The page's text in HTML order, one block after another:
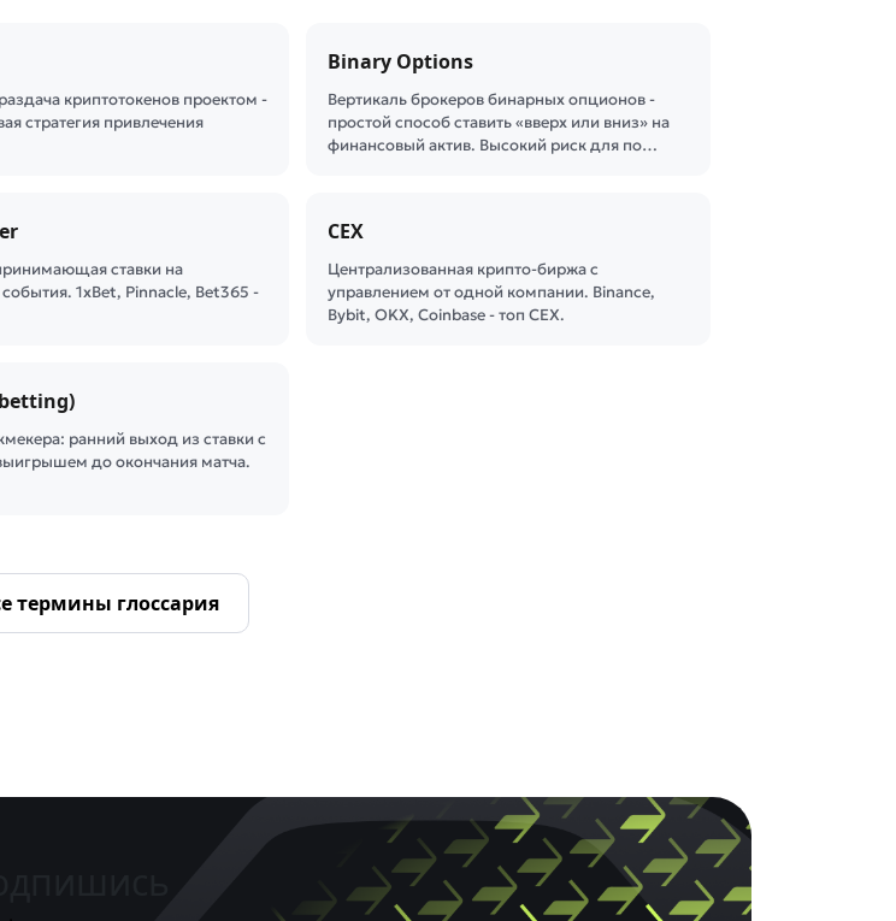
криптотокенов проектом -
стратегия привлечения
Binary Options
Вертикаль брокеров бинарных опционов -
простой способ ставить «вверх или вниз» на
финансовый актив. Высокий риск для по…
ставки на
1xBet, Pinnacle, Bet365 -
CEX
Централизованная крипто-биржа с
управлением от одной компании. Binance,
Bybit, OKX, Coinbase - топ CEX.
ранний выход из ставки с
до окончания матча.
термины глоссария